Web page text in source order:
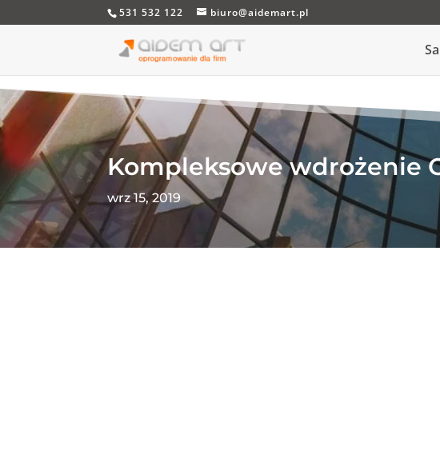
531 532 122 biuro@aidemart.pl
Kompleksowe wdrożenie
wrz 15, 2019